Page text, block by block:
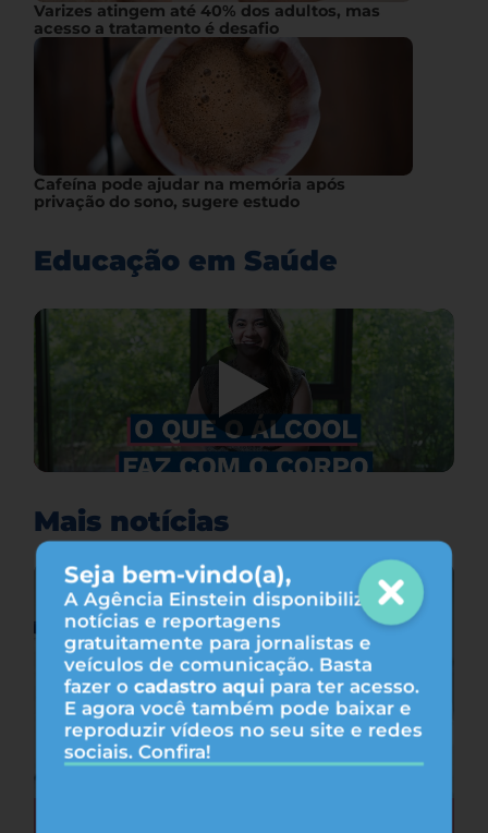
Seja bem-vindo(a),
A Agência Einstein disponibiliza
notícias e reportagens
gratuitamente para jornalistas e
veículos de comunicação. Basta
fazer o cadastro aqui para ter acesso.
E agora você também pode baixar e
reproduzir vídeos no seu site e redes
sociais. Confira!
Varizes atingem até 40% dos adultos, mas
acesso a tratamento é desafio
Cafeína pode ajudar na memória após
privação do sono, sugere estudo
Educação em Saúde
Mais notícias